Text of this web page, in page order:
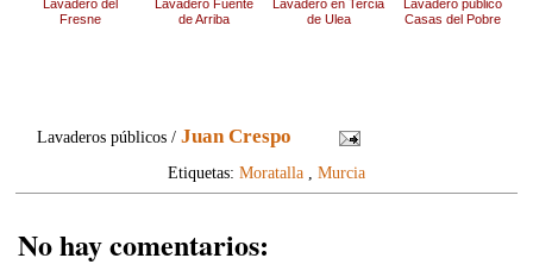
Lavadero del
Fresne
Lavadero Fuente
de Arriba
Lavadero en Tercia
de Ulea
Lavadero público
Casas del Pobre
Lavaderos públicos /Juan Crespo
Etiquetas: Moratalla Murcia
No hay comentarios: